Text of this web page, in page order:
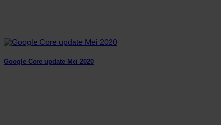
Google Core update Mei 2020